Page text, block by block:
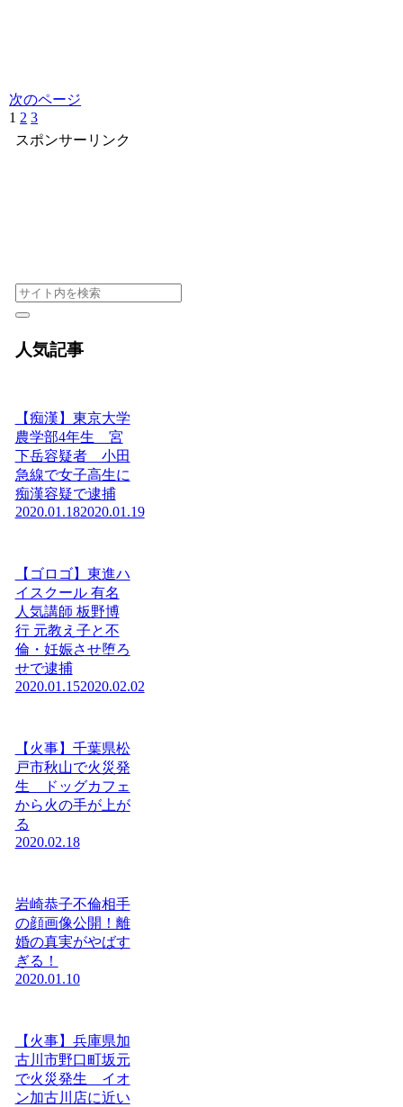
次のページ
1 2 3
スポンサーリンク
人気記事
【痴漢】東京大学
農学部4年生 宮
下岳容疑者 小田
急線で女子高生に
痴漢容疑で逮捕
2020.01.182020.01.19
【ゴロゴ】東進ハ
イスクール 有名
人気講師 板野博
行 元教え子と不
倫・妊娠させ堕ろ
せで逮捕
2020.01.152020.02.02
【火事】千葉県松
戸市秋山で火災発
生 ドッグカフェ
から火の手が上が
る
2020.02.18
岩崎恭子不倫相手
の顔画像公開！離
婚の真実がやばす
ぎる！
2020.01.10
【火事】兵庫県加
古川市野口町坂元
で火災発生 イオ
ン加古川店に近い